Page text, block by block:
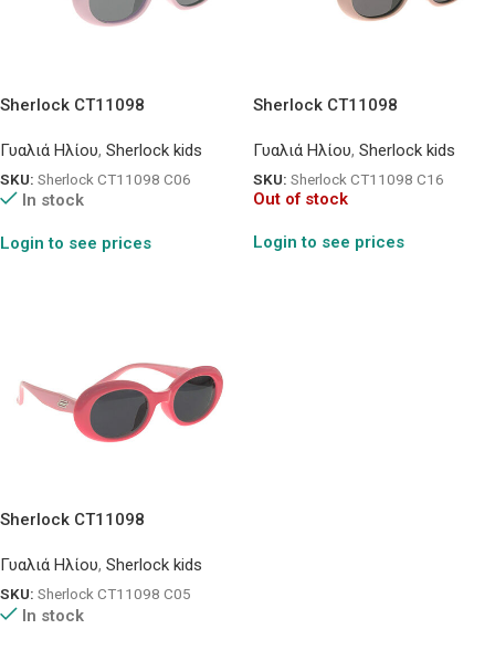
Sherlock CT11098
Γυαλιά Ηλίου, Sherlock kids
SKU: Sherlock CT11098 C06
In stock
Login to see prices
Sherlock CT11098
Γυαλιά Ηλίου, Sherlock kids
SKU: Sherlock CT11098 C16
Out of stock
Login to see prices
Sherlock CT11098
Γυαλιά Ηλίου, Sherlock kids
SKU: Sherlock CT11098 C05
In stock